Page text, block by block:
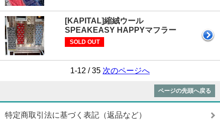
[KAPITAL]縮絨ウール
SPEAKEASY HAPPYマフラー
SOLD OUT
1-12 / 35 次のページへ
ページの先頭へ戻る
特定商取引法に基づく表記（返品など）